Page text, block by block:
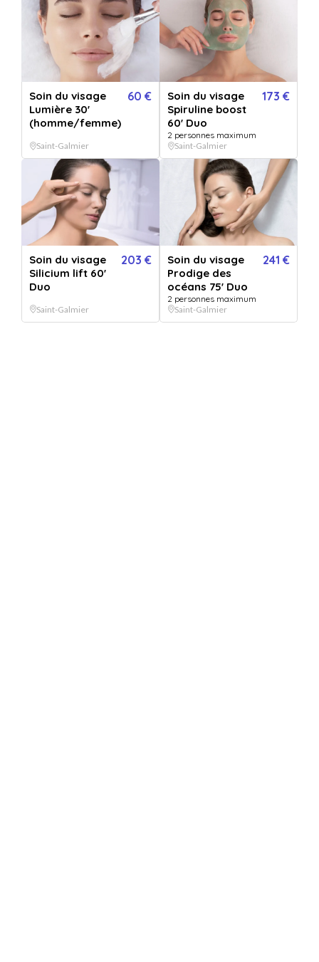
Soin du visage
Lumière 30'
(homme/femme)
60 €
Saint-Galmier
Soin du visage
Spiruline boost
60' Duo
2 personnes maximum
173 €
Saint-Galmier
Soin du visage
Silicium lift 60'
Duo
203 €
Saint-Galmier
Soin du visage
Prodige des
océans 75' Duo
2 personnes maximum
241 €
Saint-Galmier
Soin visage Prodige des océans 90 minutes.
En option
1h de spa sensoriel privatisé
+ 72 € Selectionner mes options